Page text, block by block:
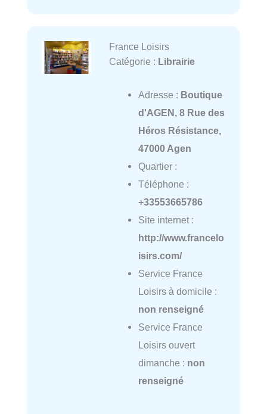
France Loisirs
Catégorie : Librairie
Adresse : Boutique
d'AGEN, 8 Rue des
Héros Résistance,
47000 Agen
Quartier :
Téléphone :
+33553665786
Site internet :
http://www.francelo
isirs.com/
Service France
Loisirs à domicile :
non renseigné
Service France
Loisirs ouvert
dimanche : non
renseigné